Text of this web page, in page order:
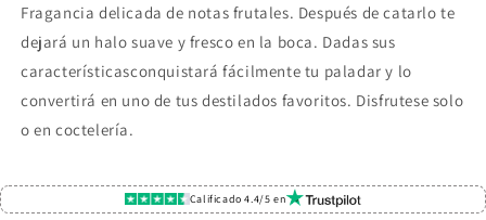
Fragancia delicada de notas frutales. Después de catarlo te
dejará un halo suave y fresco en la boca. Dadas sus
característicasconquistará fácilmente tu paladar y lo
convertirá en uno de tus destilados favoritos. Disfrutese solo
o en coctelería.
Calificado 4.4/5 en